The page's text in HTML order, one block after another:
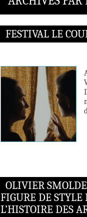
FESTIVAL LE
OLIVIER
FIGURE DE STYLE
L’HISTOIRE DES